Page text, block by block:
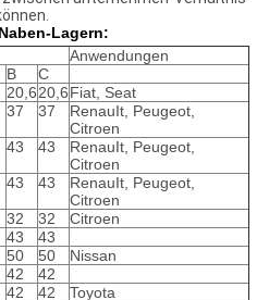
Lagern:
Anwendungen
B
C
20,620,6Fiat, Seat
37 37
RenauIt, Peugeot,
Citroen
43 43
RenauIt, Peugeot,
Citroen
43 43
RenauIt, Peugeot,
Citroen
32 32
Citroen
43
43
50 50
Nissan
42
42
42 42
Toyota